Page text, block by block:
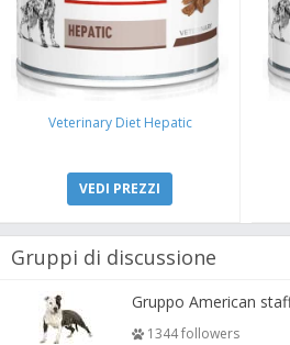
Veterinary Diet Hepatic
VEDI PREZZI
Gruppi di discussione
1344 followers